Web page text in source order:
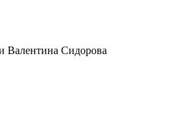
Валентина Сидорова